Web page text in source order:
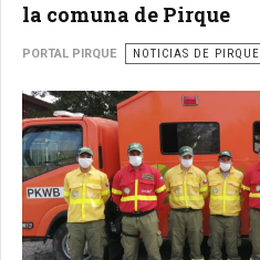
la comuna de Pirque
PORTAL PIRQUE NOTICIAS DE PIRQUE